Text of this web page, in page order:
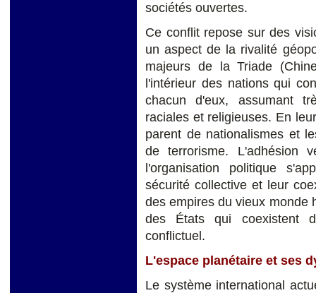
sociétés ouvertes.
Ce conflit repose sur des
un aspect de la rivalité
majeurs de la Triade
l'intérieur des nations qui
chacun d'eux, assumant
raciales et religieuses. En
parent de nationalismes et
de terrorisme. L'adhésion
l'organisation politique
sécurité collective et leur
des empires du vieux monde
des États qui coexistent
conflictuel.
L'espace planétaire et ses
Le système international